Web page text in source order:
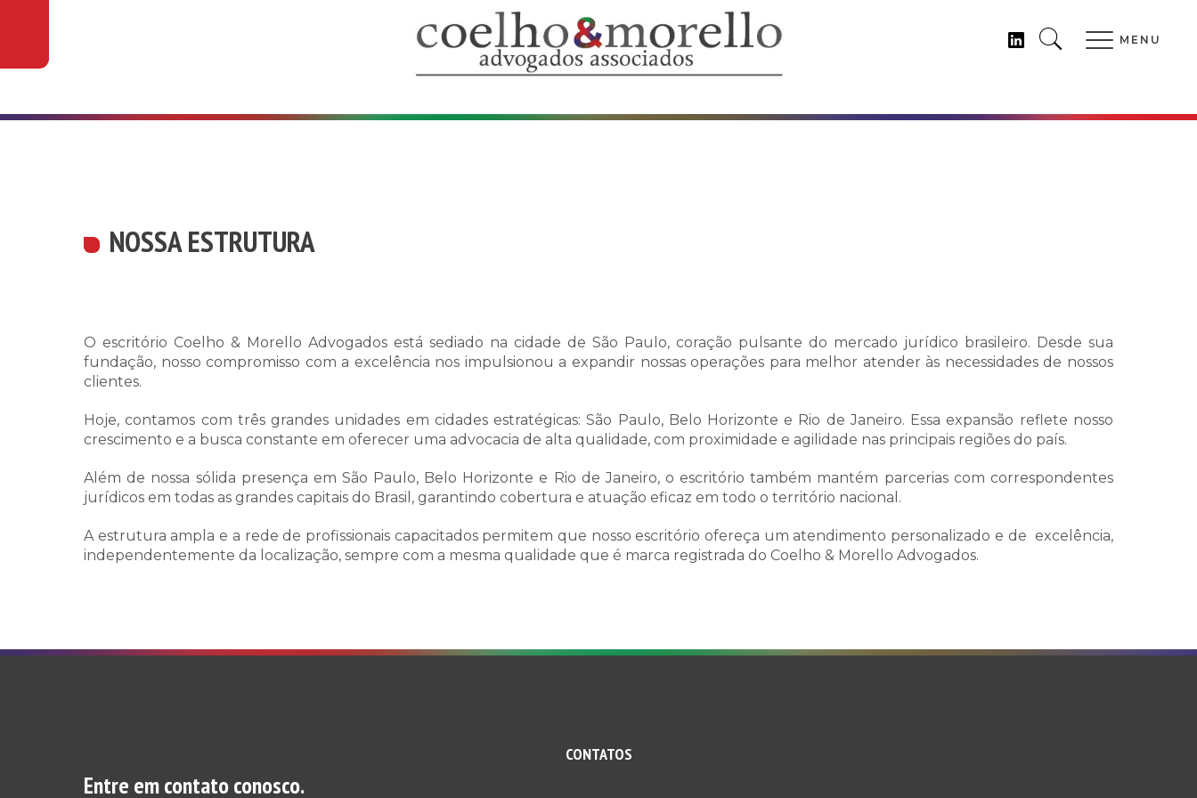
MENU
NOSSA ESTRUTURA
O escritório Coelho & Morello Advogados está sediado na cidade de São Paulo, coração pulsante do mercado jurídico brasileiro. Desde sua
fundação, nosso compromisso com a excelência nos impulsionou a expandir nossas operações para melhor atender às necessidades de nossos
clientes.
Hoje, contamos com três grandes unidades em cidades estratégicas: São Paulo, Belo Horizonte e Rio de Janeiro. Essa expansão reflete nosso
crescimento e a busca constante em oferecer uma advocacia de alta qualidade, com proximidade e agilidade nas principais regiões do país.
Além de nossa sólida presença em São Paulo, Belo Horizonte e Rio de Janeiro, o escritório também mantém parcerias com correspondentes
jurídicos em todas as grandes capitais do Brasil, garantindo cobertura e atuação eficaz em todo o território nacional.
A estrutura ampla e a rede de profissionais capacitados permitem que nosso escritório ofereça um atendimento personalizado e de excelência,
independentemente da localização, sempre com a mesma qualidade que é marca registrada do Coelho & Morello Advogados.
CONTATOS
Entre em contato conosco.